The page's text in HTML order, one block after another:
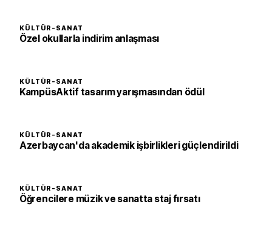
KÜLTÜR-SANAT
Özel okullarla indirim anlaşması
KÜLTÜR-SANAT
KampüsAktif tasarım yarışmasından ödül
KÜLTÜR-SANAT
Azerbaycan'da akademik işbirlikleri güçlendirildi
KÜLTÜR-SANAT
Öğrencilere müzik ve sanatta staj fırsatı